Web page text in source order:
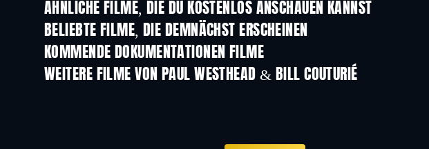
ÄHNLICHE FILME, DIE DU KOSTENLOS ANSCHAUEN KANNST
BELIEBTE FILME, DIE DEMNÄCHST ERSCHEINEN
KOMMENDE DOKUMENTATIONEN FILME
Jean-Paul Goude : le voleur de
couleurs
WEITERE FILME VON PAUL WESTHEAD & BILL COUTURIÉ